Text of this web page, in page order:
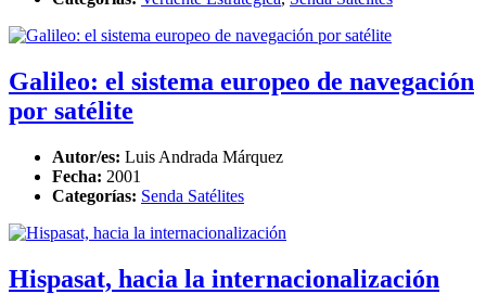
Galileo: el sistema europeo de navegación
por satélite
Autor/es: Luis Andrada Márquez
Fecha: 2001
Categorías: Senda Satélites
Hispasat, hacia la internacionalización